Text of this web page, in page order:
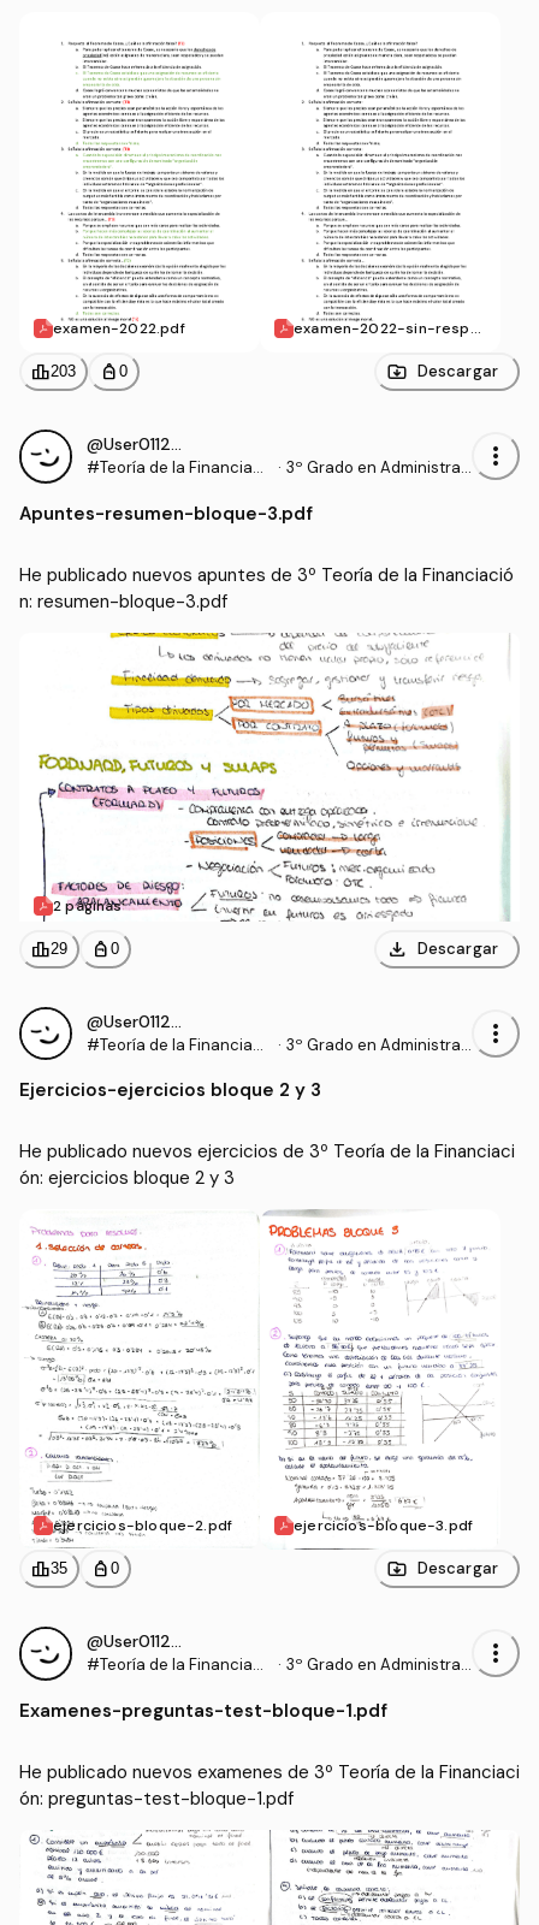
examen-2022.pdf
examen-2022-sin-respu
leaderboard203 personal_bag 0 Descargar
@User011294
#Teoría de la Financiaci
· 3º Grado en Administrac
sas (UDC)
more_vert
Apuntes-resumen-bloque-3.pdf
He publicado nuevos apuntes de 3º Teoría de la Financiació
n: resumen-bloque-3.pdf
2 páginas
leaderboard29 personal_bag 0 download Descargar
@User011294
#Teoría de la Financiaci
· 3º Grado en Administrac
sas (UDC)
more_vert
Ejercicios-ejercicios bloque 2 y 3
He publicado nuevos ejercicios de 3º Teoría de la Financiaci
ón: ejercicios bloque 2 y 3
ejercicios-bloque-2.pdf ejercicios-bloque-3.pdf
leaderboard35 personal_bag 0 Descargar
@User011294
#Teoría de la Financiaci
· 3º Grado en Administrac
sas (UDC)
more_vert
Examenes-preguntas-test-bloque-1.pdf
He publicado nuevos examenes de 3º Teoría de la Financiaci
ón: preguntas-test-bloque-1.pdf